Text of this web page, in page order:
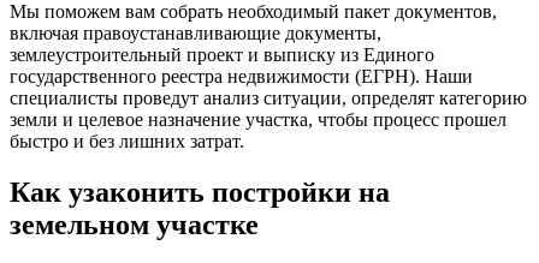
Мы поможем вам собрать необходимый пакет документов,
включая правоустанавливающие документы,
землеустроительный проект и выписку из Единого
государственного реестра недвижимости (ЕГРН). Наши
специалисты проведут анализ ситуации, определят категорию
земли и целевое назначение участка, чтобы процесс прошел
быстро и без лишних затрат.
Как узаконить постройки на
земельном участке